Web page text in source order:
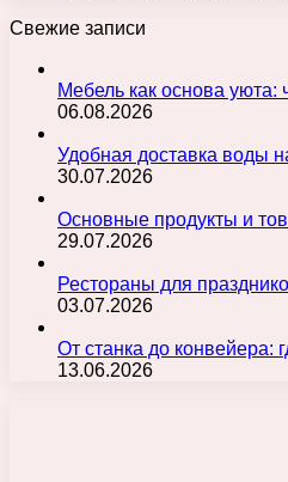
Свежие записи
Мебель как основа
06.08.2026
Удобная доставка воды
30.07.2026
Основные продукты и
29.07.2026
Рестораны для
03.07.2026
От станка до конвейера:
13.06.2026